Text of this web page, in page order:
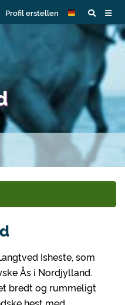
Profil erstellen
Isheste, som
Ås i Nordjylland.
bredt og rummeligt